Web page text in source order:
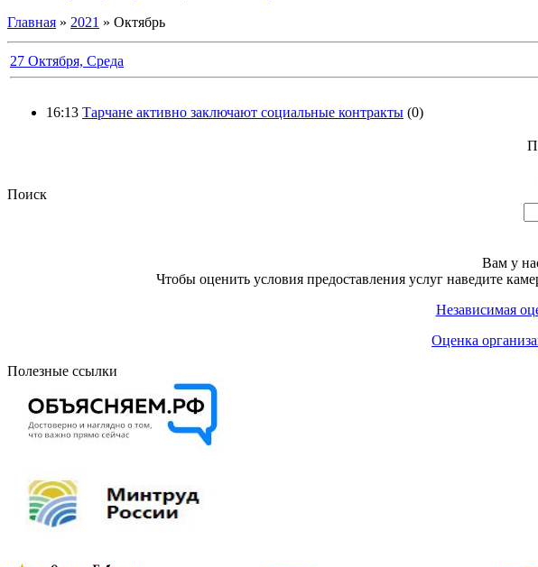
Главная » 2021 » Октябрь
27 Октября, Среда
16:13 Тарчане активно заключают социальные контракты (0)
Поиск
Вам у
Чтобы оценить условия предоставления услуг наведите
Независимая
Оценка
Полезные ссылки